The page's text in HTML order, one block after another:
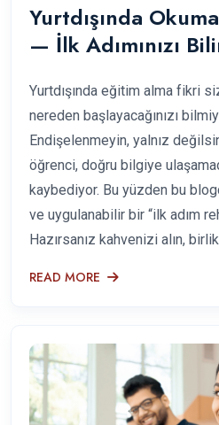
Yurtdışında
— İlk Adımınızı
Yurtdışında eğitim alma fikri
nereden başlayacağınızı
Endişelenmeyin, yalnız
öğrenci, doğru bilgiye
kaybediyor. Bu yüzden bu
ve uygulanabilir bir “ilk adım
Hazırsanız kahvenizi alın,
READ MORE